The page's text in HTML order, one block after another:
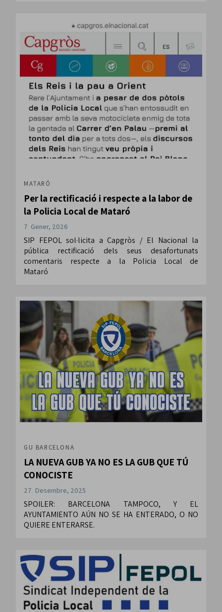
MATARÓ
Per la rectificació i respecte a la labor de
la Policia Local de Mataró
7 Gener, 2026
SIP FEPOL sol·licita a Capgròs / El Nacional la
pública rectificació dels seus desafortunats
comentaris respecte a la Policia Local de
Mataró
GU BARCELONA
LA NUEVA GUB YA NO ES LA GUB QUE TÚ
CONOCISTE
27 Desembre, 2025
SPOILER: BARCELONA TAMPOCO, Y EL
AYUNTAMIENTO AÚN NO SE HA ENTERADO, O NO
QUIERE ENTERARSE.